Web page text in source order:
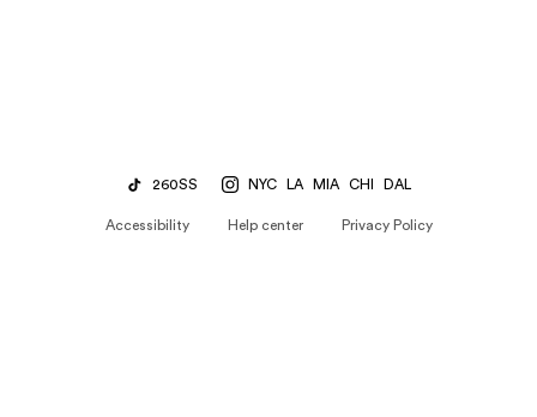
260SS NYC LA MIA CHI DAL
Accessibility Help center Privacy Policy